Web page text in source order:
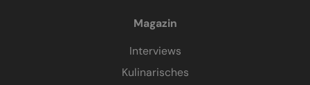
Magazin
Interviews
Kulinarisches